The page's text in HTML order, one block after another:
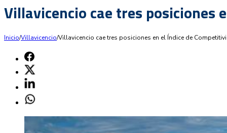
Villavicencio cae tres posiciones
Inicio/Villavicencio/Villavicencio cae tres posiciones en el Índice de